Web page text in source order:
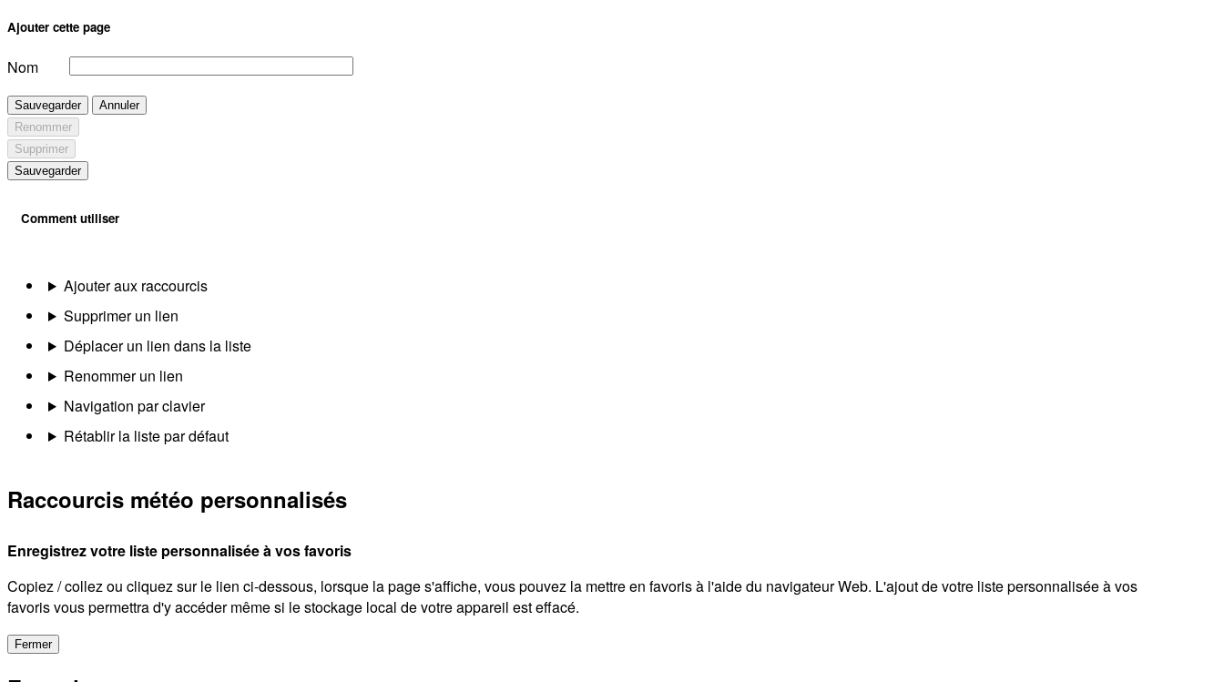
Ajouter cette page
Nom
Sauvegarder
Annuler
Renommer
Supprimer
Sauvegarder
Comment utiliser
Ajouter aux raccourcis
Supprimer un lien
Déplacer un lien dans la liste
Renommer un lien
Navigation par clavier
Rétablir la liste par défaut
Raccourcis météo personnalisés
Enregistrez votre liste personnalisée à vos favoris
Copiez / collez ou cliquez sur le lien ci-dessous, lorsque la page s'affiche, vous pouvez la mettre en favoris à l'aide du navigateur Web. L'ajout de votre liste personnalisée à vos
favoris vous permettra d'y accéder même si le stockage local de votre appareil est effacé.
Fermer